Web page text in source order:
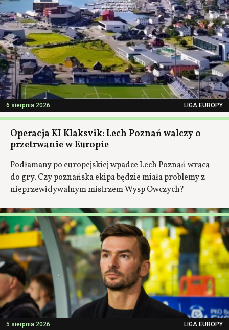
6 sierpnia 2026 LIGA EUROPY
Operacja KI Klaksvik: Lech Poznań walczy o
przetrwanie w Europie
Podłamany po europejskiej wpadce Lech Poznań wraca
do gry. Czy poznańska ekipa będzie miała problemy z
nieprzewidywalnym mistrzem Wysp Owczych?
5 sierpnia 2026 LIGA EUROPY